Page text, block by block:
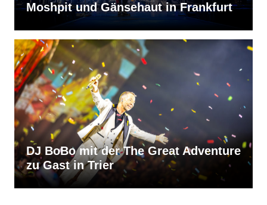
Moshpit und Gänsehaut in Frankfurt
DJ BoBo mit der The Great Adventure
zu Gast in Trier